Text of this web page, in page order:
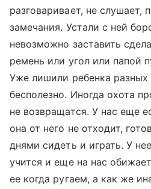
разговаривает, не слушает,
замечания. Устали с ней
невозможно заставить
ремень или угол или папой
Уже лишили ребенка разных
бесполезно. Иногда охота
не возвращатся. У нас еще
она от него не отходит,
днями сидеть и играть. У
учится и еще на нас
ее когда ругаем, а как же